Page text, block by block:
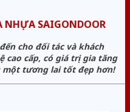
NHỰA SAIGONDOOR
cho đối tác và khách
cao cấp, có giá trị gia tăng
một tương lai tốt đẹp hơn!